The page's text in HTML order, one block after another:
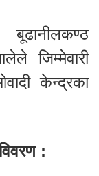
जिम्मेवारी
केन्द्रका
: